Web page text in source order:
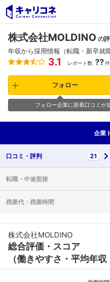
株式会社MOLDINO の
年収から採用情報（転職・新卒就
3.1 レポート数 ??件
フォロー
フォロー企業に新着口コミが
企業
口コミ・ 評判 21
転職・ 中途面接
残業代・ 残業時間
株式会社MOLDINO
総合評価・スコア
（働きやすさ・平均年収